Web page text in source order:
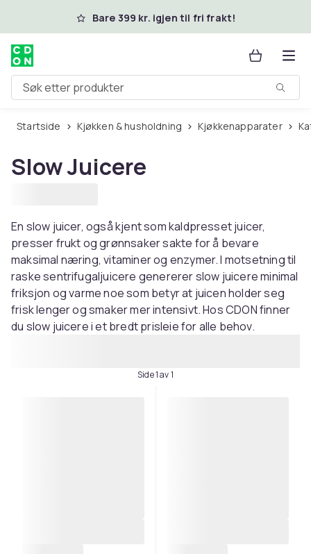
Hopp til hovedinnholdBare 399 kr. igjen til fri frakt!
Søk etter produkter
Startside Kjøkken & husholdning Kjøkkenapparater
Slow Juicere
En slow juicer, også kjent som kaldpresset juicer,
presser frukt og grønnsaker sakte for å bevare
maksimal næring, vitaminer og enzymer. I motsetning til
raske sentrifugaljuicere genererer slow juicere minimal
friksjon og varme noe som betyr at juicen holder seg
frisk lenger og smaker mer intensivt. Hos CDON finner
du slow juicere i et bredt prisleie for alle behov.
Side 1 av 1